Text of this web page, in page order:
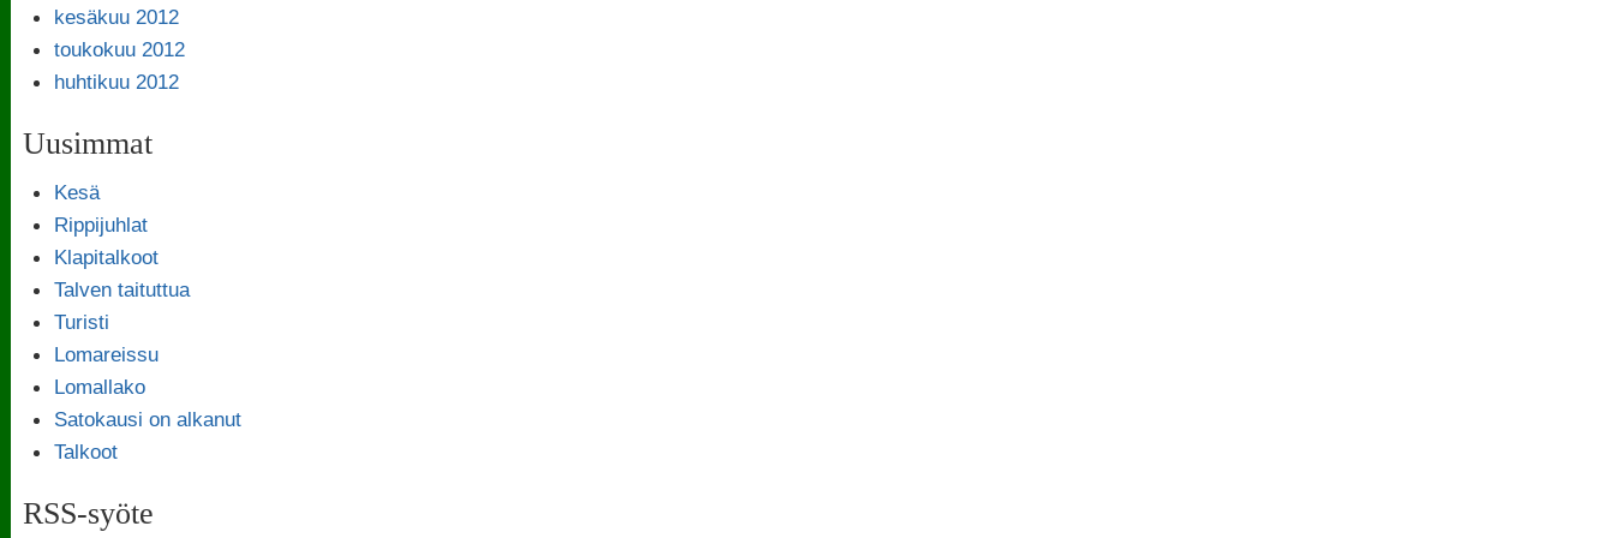
kesäkuu 2012
toukokuu 2012
huhtikuu 2012
Uusimmat
Kesä
Rippijuhlat
Klapitalkoot
Talven taituttua
Turisti
Lomareissu
Lomallako
Satokausi on alkanut
Talkoot
RSS-syöte